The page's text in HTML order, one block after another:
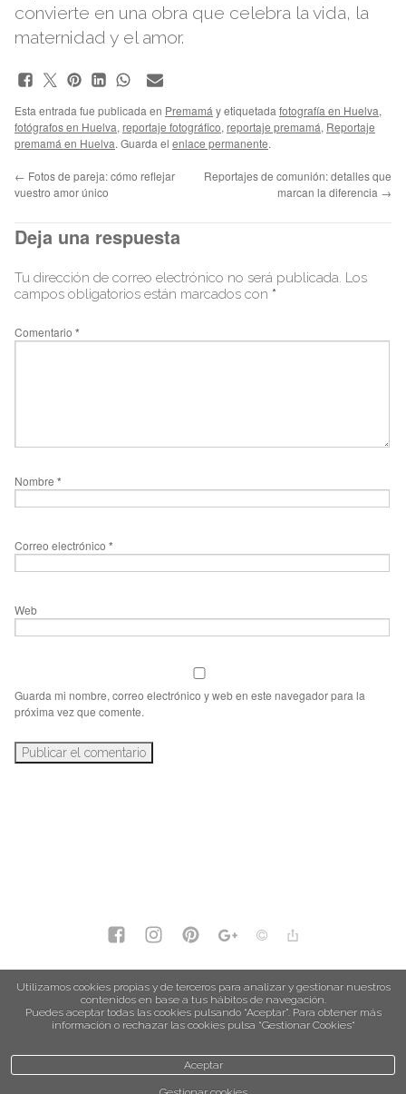
convierte en una obra que celebra la vida, la
maternidad y el amor.
Esta entrada fue publicada en Premamá y etiquetada fotografía en Huelva,
fotógrafos en Huelva, reportaje fotográfico, reportaje premamá, Reportaje
premamá en Huelva. Guarda el enlace permanente.
← Fotos de pareja: cómo reflejar
vuestro amor único
Reportajes de comunión: detalles que
marcan la diferencia →
Deja una respuesta
Tu dirección de correo electrónico no será publicada. Los
campos obligatorios están marcados con *
Comentario *
Nombre *
Correo electrónico *
Web
Guarda mi nombre, correo electrónico y web en este navegador para la
próxima vez que comente.
política de privacidad
política de cookies
Utilizamos cookies propias y de terceros para analizar y gestionar nuestros
contenidos en base a tus hábitos de navegación.
Puedes aceptar todas las cookies pulsando “Aceptar”. Para obtener más
información o rechazar las cookies pulsa “Gestionar Cookies“
Aceptar